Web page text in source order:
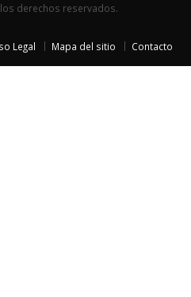
derechos reservados.
Legal Mapa del sitio Contacto